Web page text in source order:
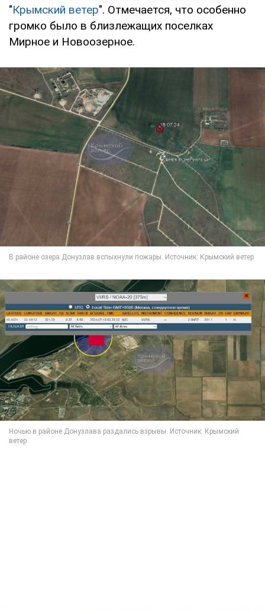
"Крымский ветер". Отмечается, что особенно
громко было в близлежащих поселках
Мирное и Новоозерное.